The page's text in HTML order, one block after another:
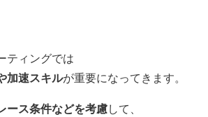
ティングでは
加速スキルが重要になってきます。
ース条件などを考慮して、